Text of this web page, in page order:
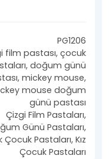
PG1206
film pastası, çocuk
, doğum günü
, mickey mouse,
mouse doğum
günü pastası
Çizgi Film Pastaları,
Günü Pastaları,
Çocuk Pastaları, Kız
Çocuk Pastaları